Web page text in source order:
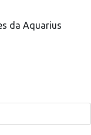
da Aquarius